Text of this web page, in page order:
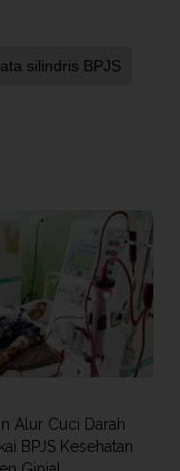
silindris BPJS
Alur Cuci Darah
BPJS Kesehatan